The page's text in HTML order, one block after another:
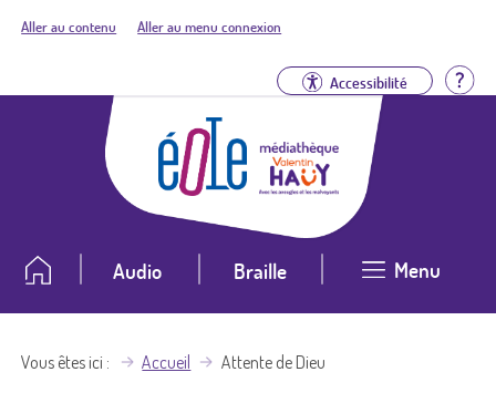
Aller au contenu Aller au menu connexion
Accessibilité
Audio Braille Menu
Vous êtes ici Accueil Attente de Dieu